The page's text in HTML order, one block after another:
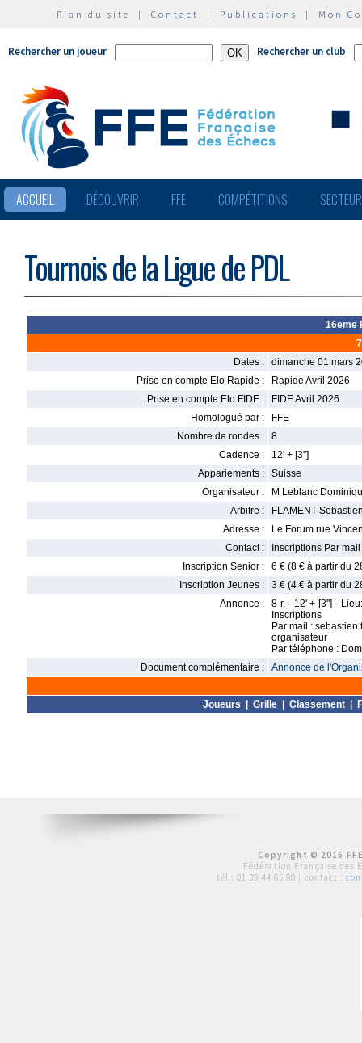
Plan du site | Contact | Publications | Mon
Rechercher un joueur Rechercher un club
ACCUEIL DÉCOUVRIR FFE COMPÉTITIONS
Tournois de la Ligue de PDL
16eme
Dates :
dimanche 01 mars
Prise en compte Elo Rapide :
Rapide Avril 2026
Prise en compte Elo FIDE :
FIDE Avril 2026
Homologué par :
FFE
Nombre de rondes :
8
Cadence :
12' + [3'']
Appariements :
Suisse
Organisateur :
M Leblanc
Arbitre :
FLAMENT
Adresse :
Le Forum rue
Contact :
Inscriptions Par
Inscription Senior :
6 € (8 € à partir du
Inscription Jeunes :
3 € (4 € à partir du
Annonce :
8 r. - 12' + [3''] -
Inscriptions
Par mail :
organisateur
Par téléphone :
Document complémentaire :
Annonce de
Joueurs Grille Classement
Copyright © 2015
Fédération Française des
tél : 01 39 44 65 80 | contact :